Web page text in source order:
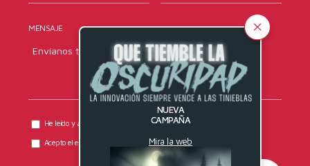
NUEVA
CAMPAÑA
Mira la web
MENSAJE
He leído y acepto la política de privacidadde DYRESEL.
Acepto el envío de comunicaciones comerciales.